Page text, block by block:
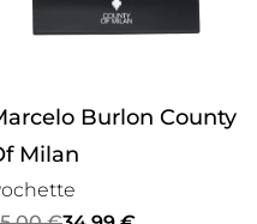
Burlon County
Milan